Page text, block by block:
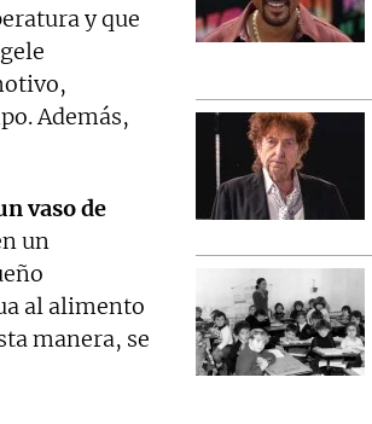
y que
Además,
vaso de
un
al alimento
manera, se